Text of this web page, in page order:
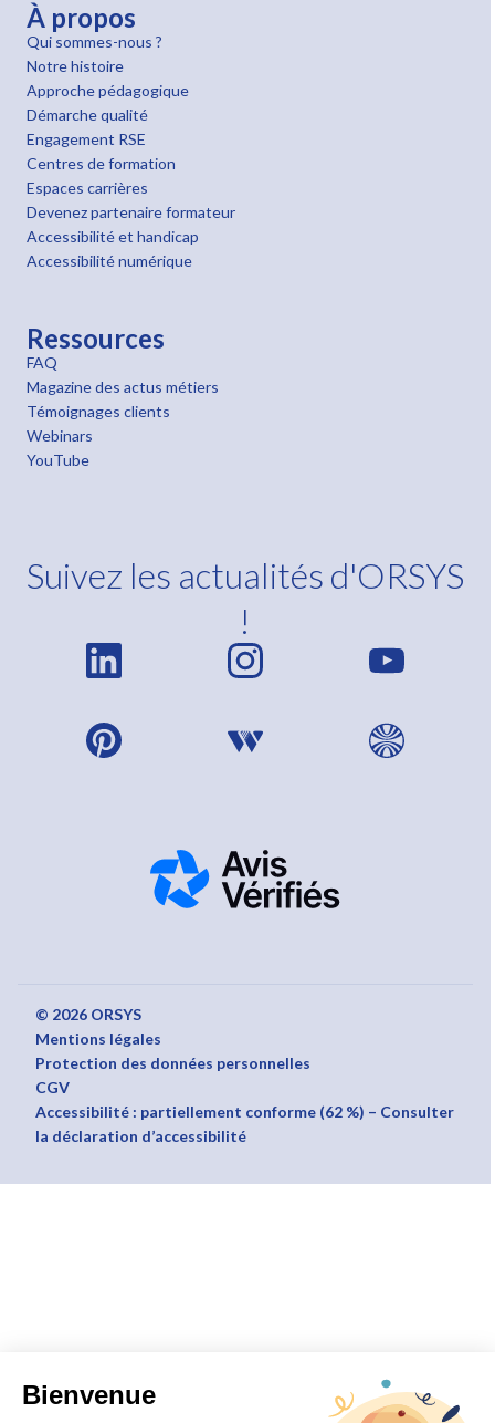
Bienvenue
À propos
Qui sommes-nous ?
Notre histoire
Approche pédagogique
Démarche qualité
Engagement RSE
Centres de formation
Espaces carrières
Devenez partenaire formateur
Accessibilité et handicap
Accessibilité numérique
Ressources
FAQ
Magazine des actus métiers
Témoignages clients
Webinars
YouTube
Suivez les actualités d'ORSYS
!
© 2026 ORSYS
Mentions légales
Protection des données personnelles
CGV
Accessibilité : partiellement conforme (62 %) – Consulter
la déclaration d’accessibilité